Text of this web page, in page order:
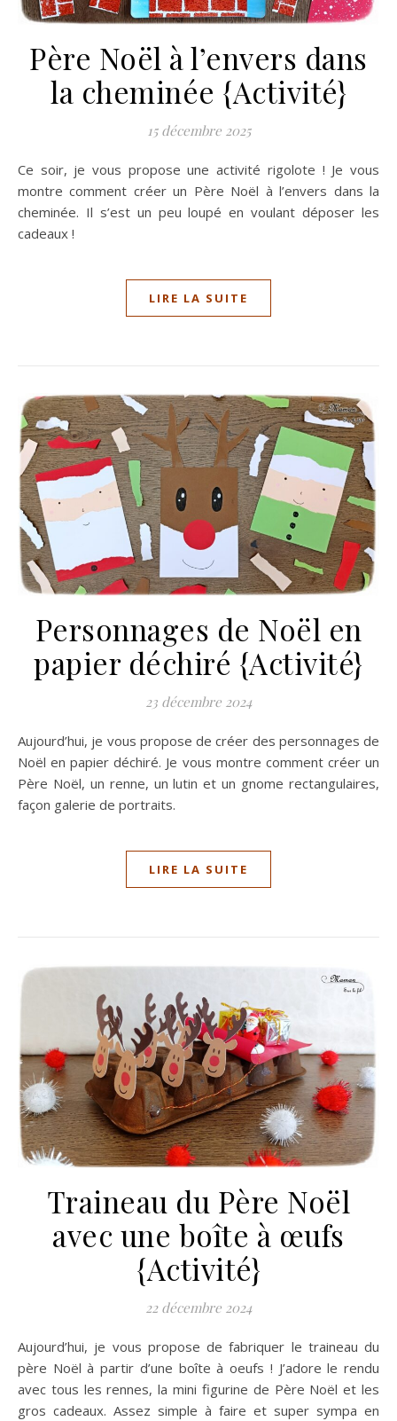
Père Noël à l’envers dans
la cheminée {Activité}
15 décembre 2025
Ce soir, je vous propose une activité rigolote ! Je vous
montre comment créer un Père Noël à l’envers dans la
cheminée. Il s’est un peu loupé en voulant déposer les
cadeaux !
LIRE LA SUITE
Personnages de Noël en
papier déchiré {Activité}
23 décembre 2024
Aujourd’hui, je vous propose de créer des personnages de
Noël en papier déchiré. Je vous montre comment créer un
Père Noël, un renne, un lutin et un gnome rectangulaires,
façon galerie de portraits.
LIRE LA SUITE
Traineau du Père Noël
avec une boîte à œufs
{Activité}
22 décembre 2024
Aujourd’hui, je vous propose de fabriquer le traineau du
père Noël à partir d’une boîte à oeufs ! J’adore le rendu
avec tous les rennes, la mini figurine de Père Noël et les
gros cadeaux. Assez simple à faire et super sympa en